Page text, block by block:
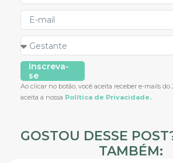
Inscreva-
se
Ao clicar no botão, você aceita receber e-mails do
aceita a nossa Política de Privacidade.
GOSTOU DESSE
TAMBÉM: